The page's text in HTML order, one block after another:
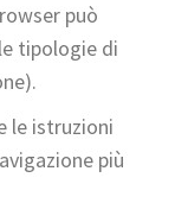
può
tipologie di
le istruzioni
più